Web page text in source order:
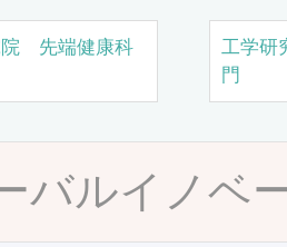
院 先端健康科
工学研
門
バルイノベ